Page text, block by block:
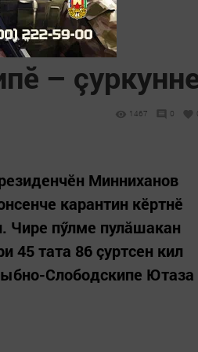
–
1467 0
Минниханов
карантин кӗртнӗ
Чире пӳлме пулăшакан
45 тата 86 çуртсен кил
Слободскипе Ютаза